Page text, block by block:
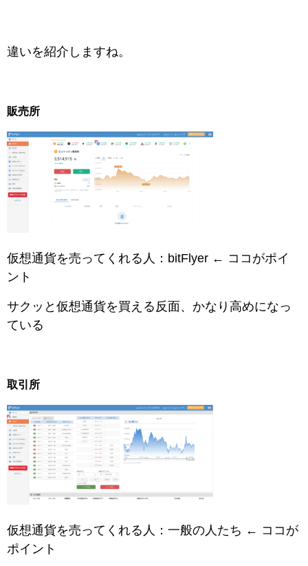
違いを紹介しますね。
販売所
仮想通貨を売ってくれる人：bitFlyer ← ココがポイ
ント
サクッと仮想通貨を買える反面、かなり高めになっ
ている
取引所
仮想通貨を売ってくれる人：一般の人たち ← ココが
ポイント